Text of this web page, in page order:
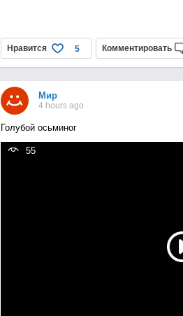
Нравится 5 Комментировать
Мир
4 hours ago
Голубой осьминог
55